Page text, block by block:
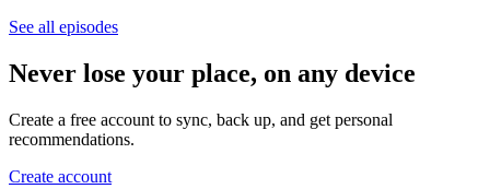
See all episodes
Never lose your place, on any device
Create a free account to sync, back up, and get personal
recommendations.
Create account